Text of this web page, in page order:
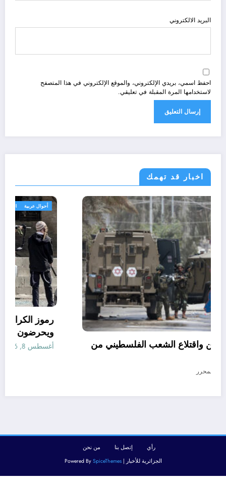
البريد الالكتروني
احفظ اسمي، بريدي الإلكتروني، والموقع الإلكتروني في هذا المتصفح
لاستخدامها المرة المقبلة في تعليقي.
اخبار قد تهمك
أحوال عربية الحدث
جرائم المستعمرين واقتلاع الشعب الفلسطيني من
أغسطس 8, 2026
رأي إتصل بنا
من نحن
الجزائرية للأخبار | Powered BySpiceThemes